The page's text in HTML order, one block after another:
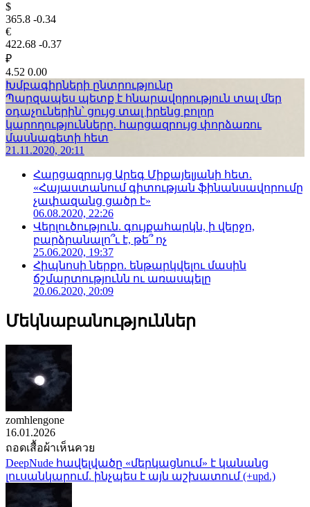
$
365.8 -0.34
€
422.68 -0.37
₽
4.52 0.00
Խմբագիրների ընտրությունը
Պարզապես պետք է հնարավորություն տալ մեր
օդաչուներին՝ ցույց տալ իրենց բոլոր
կարողությունները. հարցազրույց փորձառու
մասնագետի հետ
21.11.2020, 20:11
Հարցազրույց Արեգ Միքայելյանի հետ.
«Հայաստանում գիտության ֆինանսավորումը
չափազանց ցածր է»
06.08.2020, 22:26
Վերլուծություն. գույքահարկն, ի վերջո,
բարձրանալո՞ւ է, թե՞ ոչ
25.06.2020, 19:37
Հիպնոսի ներքո. ենթարկվելու մասին
ճշմարտությունն ու առասպելը
20.06.2020, 20:09
Մեկնաբանություններ
zomhlengone
16.01.2026
ถอดเสื้อผ้าเห็นควย
DeepNude հավելվածը «մերկացնում» է կանանց
լուսանկարում. ինչպես է այն աշխատում (+upd.)